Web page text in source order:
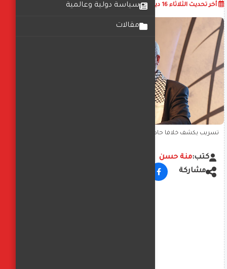
سياسة دولية وعالمية
مقالات
أخر تحديث الثلاثاء 16 ديسمبر 2025 11:03:17 ص
تسريب يكشف خلافاً حاداً بين صالح ومشعل حول مسؤولية القصف
كتب:منة حسن
مشاركة